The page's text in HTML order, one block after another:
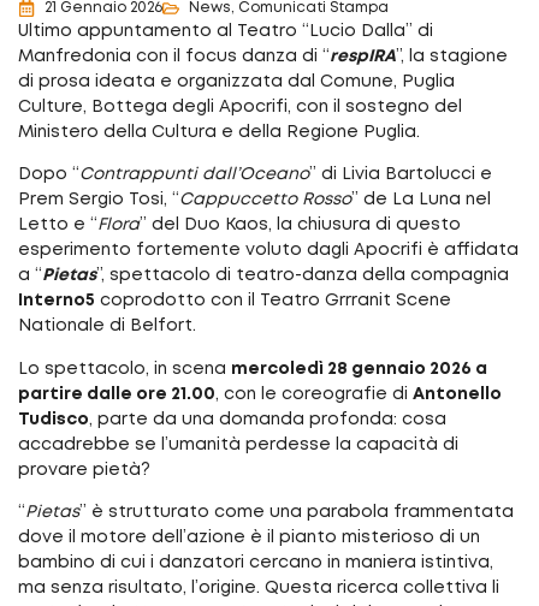
21 Gennaio 2026 News Comunicati Stampa
Ultimo appuntamento al Teatro “Lucio Dalla” di
Manfredonia con il focus danza di “respIRA”, la stagione
di prosa ideata e organizzata dal Comune, Puglia
Culture, Bottega degli Apocrifi, con il sostegno del
Ministero della Cultura e della Regione Puglia.
Dopo “Contrappunti dall’Oceano” di Livia Bartolucci e
Prem Sergio Tosi, “Cappuccetto Rosso” de La Luna nel
Letto e “Flora” del Duo Kaos, la chiusura di questo
esperimento fortemente voluto dagli Apocrifi è affidata
a “Pietas”, spettacolo di teatro-danza della compagnia
Interno5 coprodotto con il Teatro Grrranit Scene
Nationale di Belfort.
Lo spettacolo, in scena mercoledì 28 gennaio 2026 a
partire dalle ore 21.00, con le coreografie di Antonello
Tudisco, parte da una domanda profonda: cosa
accadrebbe se l’umanità perdesse la capacità di
provare pietà?
“Pietas” è strutturato come una parabola frammentata
dove il motore dell’azione è il pianto misterioso di un
bambino di cui i danzatori cercano in maniera istintiva,
ma senza risultato, l’origine. Questa ricerca collettiva li